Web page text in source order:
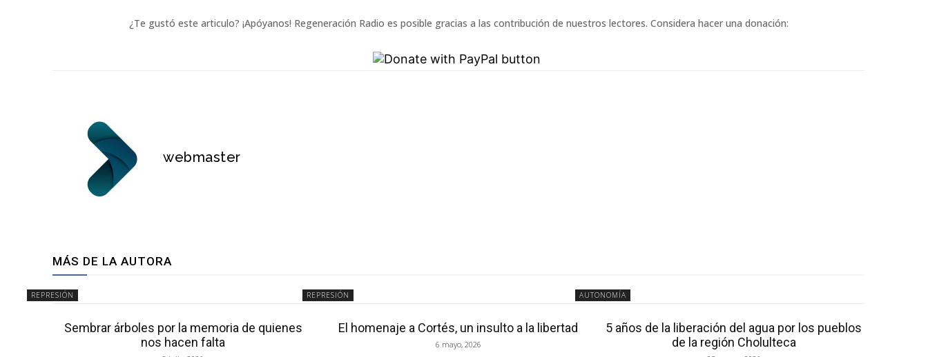
¿Te gustó este articulo? ¡Apóyanos! Regeneración Radio es posible gracias a las contribución de nuestros lectores. Considera hacer una donación:
webmaster
MÁS DE LA AUTORA
REPRESIÓN
Sembrar árboles por la memoria de quienes
nos hacen falta
REPRESIÓN
El homenaje a Cortés, un insulto a la libertad
6 mayo, 2026
AUTONOMÍA
5 años de la liberación del agua por los pueblos
de la región Cholulteca